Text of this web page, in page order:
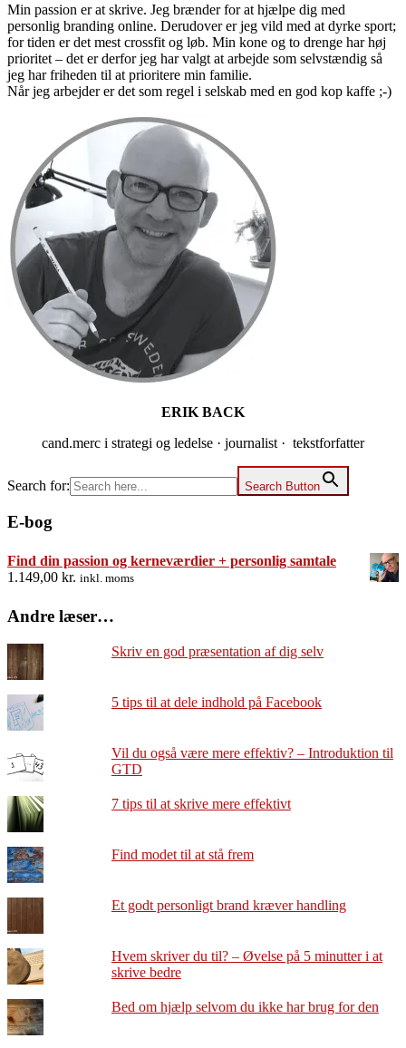
Min passion er at skrive. Jeg brænder for at hjælpe dig med
personlig branding online. Derudover er jeg vild med at dyrke sport;
for tiden er det mest crossfit og løb. Min kone og to drenge har høj
prioritet – det er derfor jeg har valgt at arbejde som selvstændig så
jeg har friheden til at prioritere min familie.
Når jeg arbejder er det som regel i selskab med en god kop kaffe ;-)
Sidebar
ERIK BACK
cand.merc i strategi og ledelse · journalist · tekstforfatter
Search for: Search Button
E-bog
Find din passion og kerneværdier + personlig samtale
1.149,00 kr. inkl. moms
Andre læser…
Skriv en god præsentation af dig selv
5 tips til at dele indhold på Facebook
Vil du også være mere effektiv? – Introduktion til
GTD
7 tips til at skrive mere effektivt
Find modet til at stå frem
Et godt personligt brand kræver handling
Hvem skriver du til? – Øvelse på 5 minutter i at
skrive bedre
Bed om hjælp selvom du ikke har brug for den